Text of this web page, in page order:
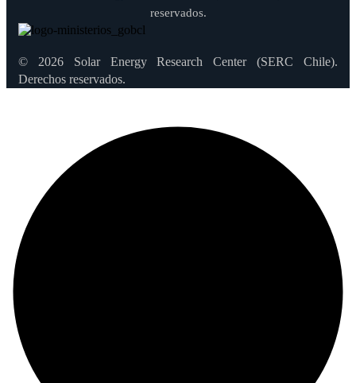
reservados.
© 2026 Solar Energy Research Center (SERC Chile).
Derechos reservados.